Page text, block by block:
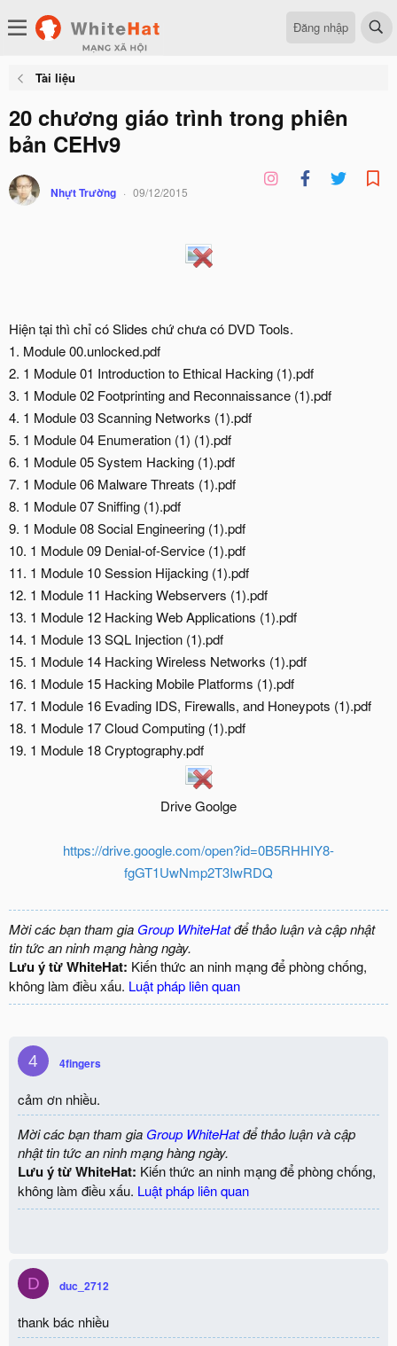
Đăng nhập
Tài liệu
20 chương giáo trình trong phiên
bản CEHv9
Nhựt Trường 09/12/2015
Hiện tại thì chỉ có Slides chứ chưa có DVD Tools.
1. Module 00.unlocked.pdf
2. 1 Module 01 Introduction to Ethical Hacking (1).pdf
3. 1 Module 02 Footprinting and Reconnaissance (1).pdf
4. 1 Module 03 Scanning Networks (1).pdf
5. 1 Module 04 Enumeration (1) (1).pdf
6. 1 Module 05 System Hacking (1).pdf
7. 1 Module 06 Malware Threats (1).pdf
8. 1 Module 07 Sniffing (1).pdf
9. 1 Module 08 Social Engineering (1).pdf
10. 1 Module 09 Denial-of-Service (1).pdf
11. 1 Module 10 Session Hijacking (1).pdf
12. 1 Module 11 Hacking Webservers (1).pdf
13. 1 Module 12 Hacking Web Applications (1).pdf
14. 1 Module 13 SQL Injection (1).pdf
15. 1 Module 14 Hacking Wireless Networks (1).pdf
16. 1 Module 15 Hacking Mobile Platforms (1).pdf
17. 1 Module 16 Evading IDS, Firewalls, and Honeypots (1).pdf
18. 1 Module 17 Cloud Computing (1).pdf
19. 1 Module 18 Cryptography.pdf
Drive Goolge
https://drive.google.com/open?id=0B5RHHIY8-
fgGT1UwNmp2T3IwRDQ
Mời các bạn tham gia Group WhiteHatđể thảo luận và cập nhật
tin tức an ninh mạng hàng ngày.
Lưu ý từ WhiteHat: Kiến thức an ninh mạng để phòng chống,
không làm điều xấu. Luật pháp liên quan
4 4fingers
cảm ơn nhiều.
Mời các bạn tham gia Group WhiteHatđể thảo luận và cập
nhật tin tức an ninh mạng hàng ngày.
Lưu ý từ WhiteHat: Kiến thức an ninh mạng để phòng chống,
không làm điều xấu. Luật pháp liên quan
D duc_2712
thank bác nhiều